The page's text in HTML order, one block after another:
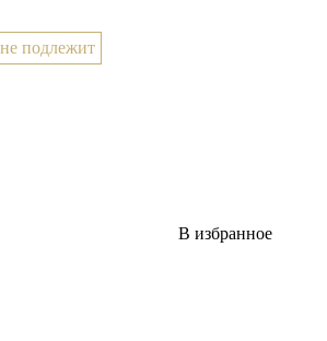
подлежит
В избранное